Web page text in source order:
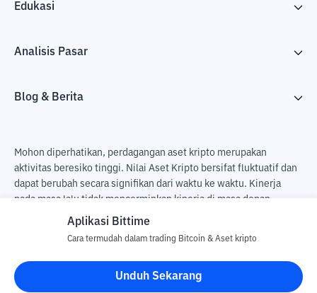
Edukasi
Analisis Pasar
Blog & Berita
Mohon diperhatikan, perdagangan aset kripto merupakan
aktivitas beresiko tinggi. Nilai Aset Kripto bersifat fluktuatif dan
dapat berubah secara signifikan dari waktu ke waktu. Kinerja
pada masa lalu tidak mencerminkan kinerja di masa depan.
Terdapat risiko kehilangan sebagai dampak dari membeli dan
pengguna. PT Utama Aset Digital Indonesia (Bittime) tidak
bertanggung jawab atas perubahan fluktuasi dari nilai tukar Aset
Kripto.
Aplikasi Bittime
Cara termudah dalam trading Bitcoin & Aset kripto
Unduh Sekarang